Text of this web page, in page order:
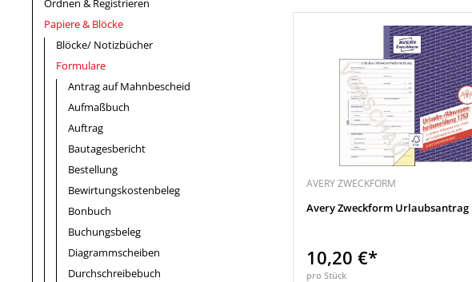
Ordnen & Registrieren
Papiere & Blöcke
Blöcke/ Notizbücher
Formulare
Antrag auf Mahnbescheid
Aufmaßbuch
Auftrag
Bautagesbericht
Bestellung
Bewirtungskostenbeleg
Bonbuch
Buchungsbeleg
Diagrammscheiben
Durchschreibebuch
AVERY ZWECKFORM
Avery Zweckform Urlaubsantrag
10,20 €*
pro Stück